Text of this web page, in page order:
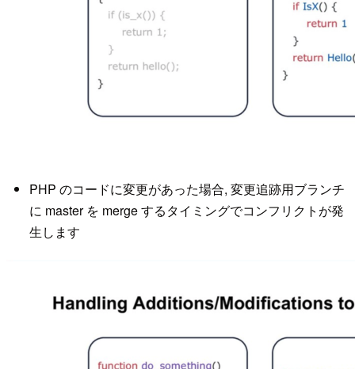
PHP のコードに変更があった場合, 変更追跡用ブランチ
に master を merge するタイミングでコンフリクトが発
生します